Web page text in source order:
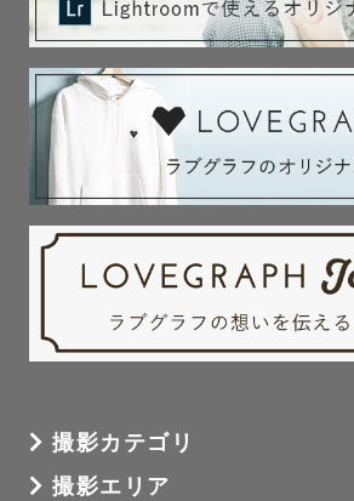
撮影カテゴリ
撮影エリア